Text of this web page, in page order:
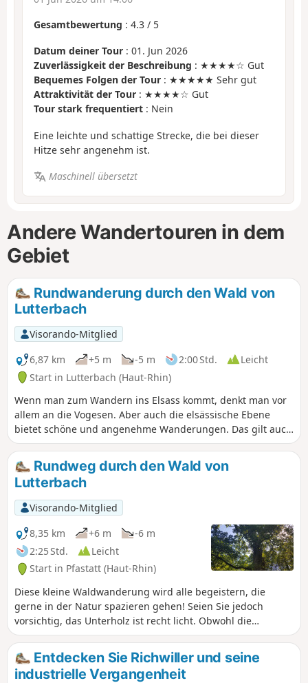
Gesamtbewertung : 4.3 / 5
Datum deiner Tour : 01. Jun 2026
Zuverlässigkeit der Beschreibung : ★★★★☆ Gut
Bequemes Folgen der Tour : ★★★★★ Sehr gut
Attraktivität der Tour : ★★★★☆ Gut
Tour stark frequentiert : Nein
Eine leichte und schattige Strecke, die bei dieser
Hitze sehr angenehm ist.
Maschinell übersetzt
Andere Wandertouren in dem
Gebiet
Rundwanderung durch den Wald von
Lutterbach
Visorando-Mitglied
6,87 km
+5 m -5 m 2:00 Std.
Leicht
Start in Lutterbach (Haut-Rhin)
Wenn man zum Wandern ins Elsass kommt, denkt man vor
allem an die Vogesen. Aber auch die elsässische Ebene
bietet schöne und angenehme Wanderungen. Das gilt auch
für diese kurze, familienfreundliche Rundwanderung im
Bois de Lutterbach vor den Toren der Stadt Mulhouse. Diese
Wanderung ist völlig ungefährlich und für fast jeden
geeignet. Der größte Teil der Strecke verläuft durch den
Wald. Der Höhepunkt der Wanderung befindet sich auf
halber Strecke: die große Eiche von Pfastatt.
Rundweg durch den Wald von
Lutterbach
Visorando-Mitglied
8,35 km
+6 m
-6 m
2:25 Std.
Leicht
Start in Pfastatt (Haut-Rhin)
Diese kleine Waldwanderung wird alle begeistern, die
gerne in der Natur spazieren gehen! Seien Sie jedoch
vorsichtig, das Unterholz ist recht licht. Obwohl die
Wanderung vollständig im Wald verläuft, ist sie regelmäßig
der Sonne ausgesetzt.
Entdecken Sie Richwiller und seine
industrielle Vergangenheit